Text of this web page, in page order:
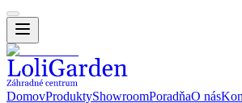
DomovProduktyShowroomPoradňaO nás